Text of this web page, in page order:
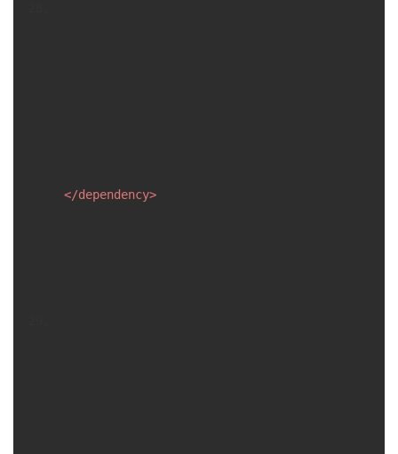
</dependency>